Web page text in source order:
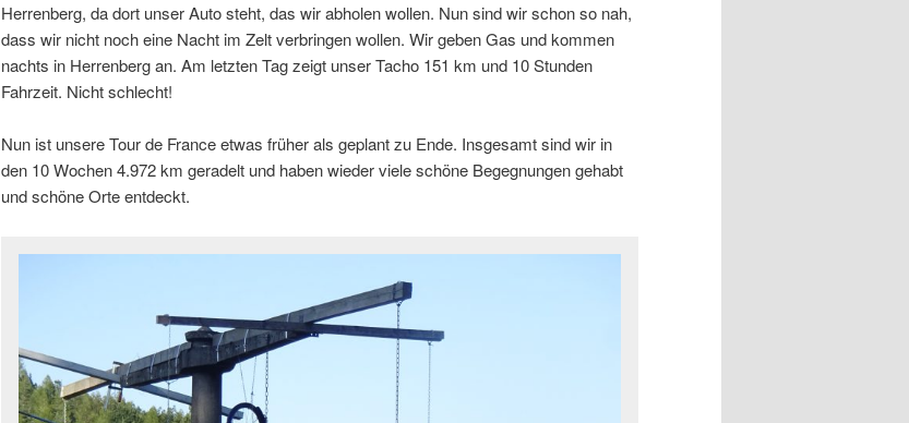
Herrenberg, da dort unser Auto steht, das wir abholen wollen. Nun sind wir schon so nah,
dass wir nicht noch eine Nacht im Zelt verbringen wollen. Wir geben Gas und kommen
nachts in Herrenberg an. Am letzten Tag zeigt unser Tacho 151 km und 10 Stunden
Fahrzeit. Nicht schlecht!
Nun ist unsere Tour de France etwas früher als geplant zu Ende. Insgesamt sind wir in
den 10 Wochen 4.972 km geradelt und haben wieder viele schöne Begegnungen gehabt
und schöne Orte entdeckt.